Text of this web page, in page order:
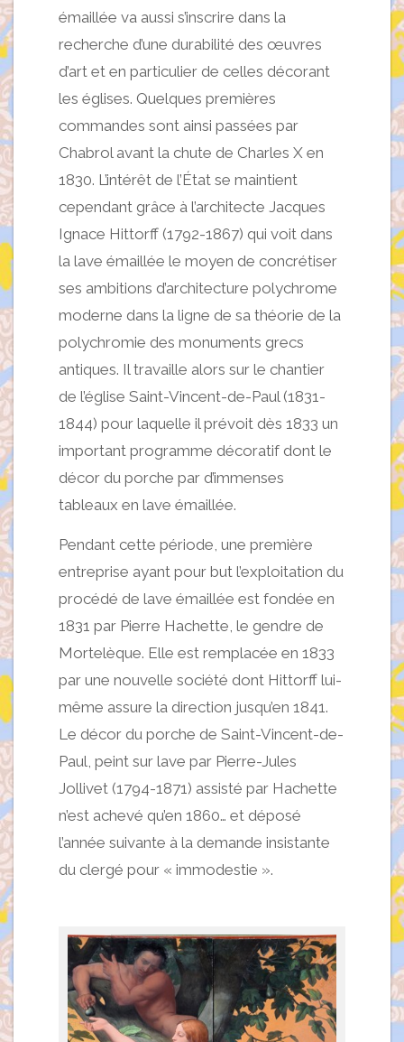
émaillée va aussi s’inscrire dans la
recherche d’une durabilité des œuvres
d’art et en particulier de celles décorant
les églises. Quelques premières
commandes sont ainsi passées par
Chabrol avant la chute de Charles X en
1830. L’intérêt de l’État se maintient
cependant grâce à l’architecte Jacques
Ignace Hittorff (1792-1867) qui voit dans
la lave émaillée le moyen de concrétiser
ses ambitions d’architecture polychrome
moderne dans la ligne de sa théorie de la
polychromie des monuments grecs
antiques. Il travaille alors sur le chantier
de l’église Saint-Vincent-de-Paul (1831-
1844) pour laquelle il prévoit dès 1833 un
important programme décoratif dont le
décor du porche par d’immenses
tableaux en lave émaillée.
Pendant cette période, une première
entreprise ayant pour but l’exploitation du
procédé de lave émaillée est fondée en
1831 par Pierre Hachette, le gendre de
Mortelèque. Elle est remplacée en 1833
par une nouvelle société dont Hittorff lui-
même assure la direction jusqu’en 1841.
Le décor du porche de Saint-Vincent-de-
Paul, peint sur lave par Pierre-Jules
Jollivet (1794-1871) assisté par Hachette
n’est achevé qu’en 1860… et déposé
l’année suivante à la demande insistante
du clergé pour « immodestie ».